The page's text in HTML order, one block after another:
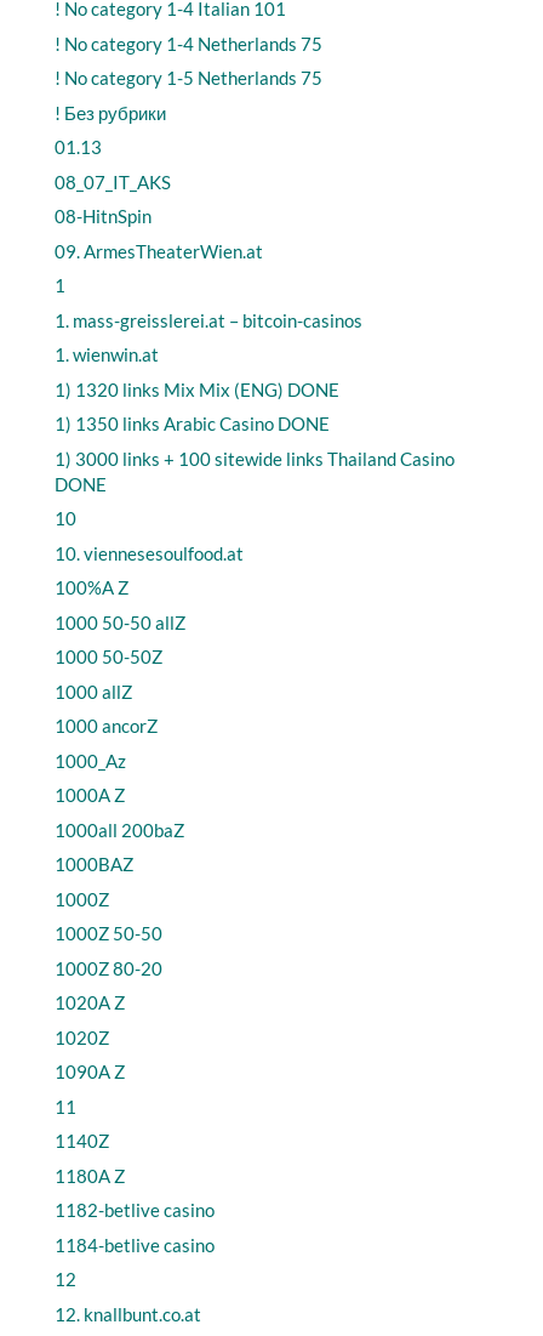
! No category 1-4 Italian 101
! No category 1-4 Netherlands 75
! No category 1-5 Netherlands 75
! Без рубрики
01.13
08_07_IT_AKS
08-HitnSpin
09. ArmesTheaterWien.at
1
1. mass-greisslerei.at – bitcoin-casinos
1. wienwin.at
1) 1320 links Mix Mix (ENG) DONE
1) 1350 links Arabic Casino DONE
1) 3000 links + 100 sitewide links Thailand Casino
DONE
10
10. viennesesoulfood.at
100%A Z
1000 50-50 allZ
1000 50-50Z
1000 allZ
1000 ancorZ
1000_Az
1000A Z
1000all 200baZ
1000BAZ
1000Z
1000Z 50-50
1000Z 80-20
1020A Z
1020Z
1090A Z
11
1140Z
1180A Z
1182-betlive casino
1184-betlive casino
12
12. knallbunt.co.at